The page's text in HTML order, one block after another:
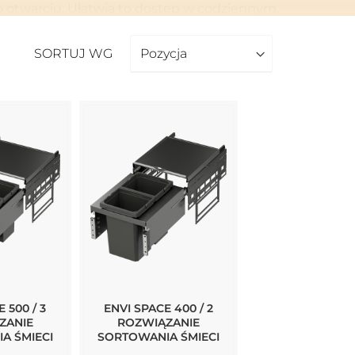
z myślą o regularnym użytkowaniu,
narożne, to właśnie systemy
z odpadami w kuchni.
SORTUJ WG
500 / 3
ŚMIECI
ENVI SPACE 400 / 2
ROZWIĄZANIE
SORTOWANIA ŚMIECI